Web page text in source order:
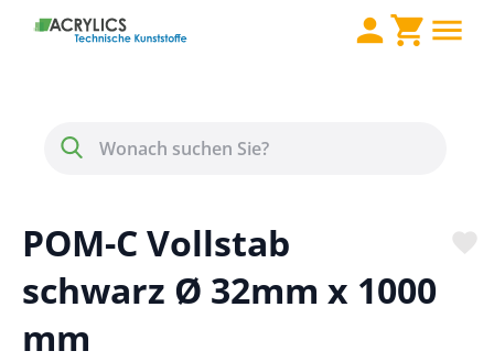
Direkt zum Inhalt
Menü
POM-C Vollstab
schwarz Ø 32mm x 1000
mm